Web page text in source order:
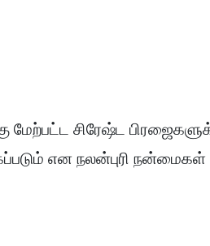
மேற்பட்ட சிரேஷ்ட
என நலன்புரி